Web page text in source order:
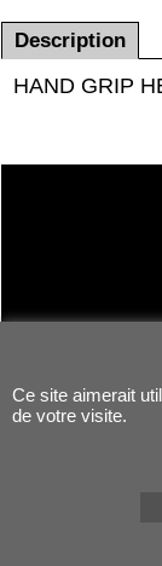
Description
HAND GRIP
Ce site aimerait
de votre visite.